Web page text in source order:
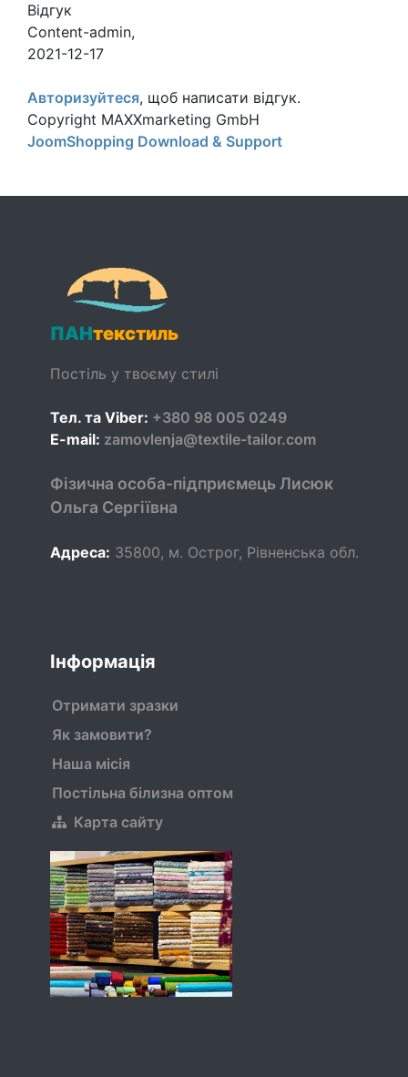
Відгук
Content-admin,
2021-12-17
Авторизуйтеся, щоб написати відгук.
Copyright MAXXmarketing GmbH
JoomShopping Download & Support
ПАНтекстиль
Постіль у твоєму стилі
Тел. та Viber: +380 98 005 0249
E-mail: zamovlenja@textile-tailor.com
Фізична особа-підприємець Лисюк
Ольга Сергіївна
Адреса: 35800, м. Острог, Рівненська обл.
Інформація
Отримати зразки
Як замовити?
Наша місія
Постільна білизна оптом
Карта сайту